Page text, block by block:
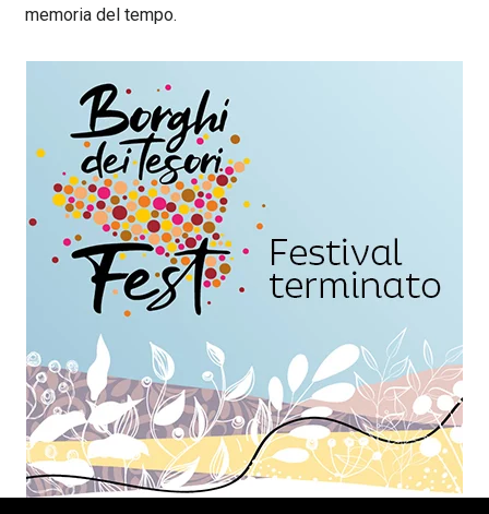
memoria del tempo.